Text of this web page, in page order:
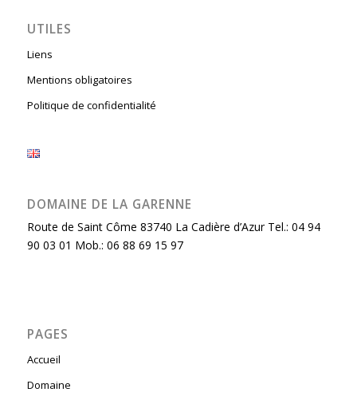
UTILES
Liens
Mentions obligatoires
Politique de confidentialité
DOMAINE DE LA GARENNE
Route de Saint Côme 83740 La Cadière d’Azur Tel.: 04 94
90 03 01 Mob.: 06 88 69 15 97
PAGES
Accueil
Domaine